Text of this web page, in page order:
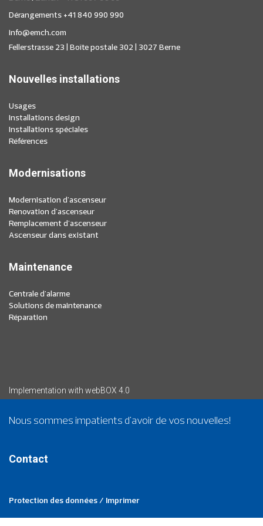
Dérangements +41 840 990 990
info@emch.com
Fellerstrasse 23 | Boîte postale 302 | 3027 Berne
Nouvelles installations
Usages
Installations design
Installations spéciales
Références
Modernisations
Modernisation d'ascenseur
Renovation d'ascenseur
Remplacement d'ascenseur
Ascenseur dans existant
Maintenance
Centrale d'alarme
Solutions de maintenance
Réparation
Implementation with webBOX 4.0
Nous sommes impatients d'avoir de vos nouvelles!
Contact
Protection des données / Imprimer